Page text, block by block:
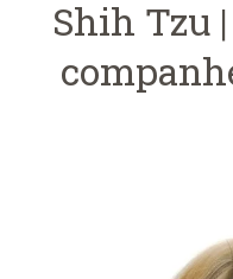
Shih Tzu